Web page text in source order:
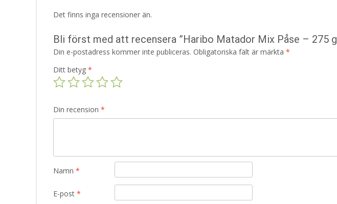
Det finns inga recensioner än.
Bli först med att recensera ”Haribo Matador Mix Påse – 275
Din e-postadress kommer inte publiceras. Obligatoriska fält är märkta *
Ditt betyg *
Din recension *
Namn *
E-post *